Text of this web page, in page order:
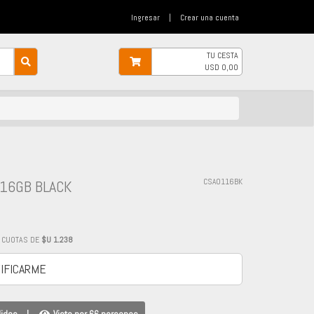
Ingresar | Crear una cuenta
TU CESTA
USD 0,00
BLACK CSA0116BK
DE $U 1.238